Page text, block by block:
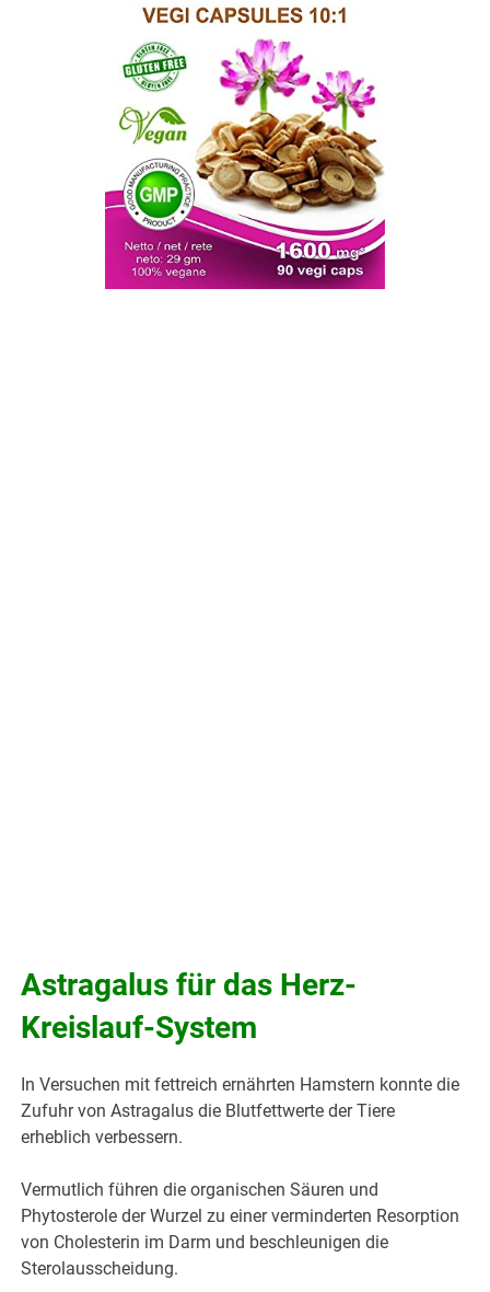
Astragalus für das Herz-
Kreislauf-System
In Versuchen mit fettreich ernährten Hamstern konnte die
Zufuhr von Astragalus die Blutfettwerte der Tiere
erheblich verbessern.
Vermutlich führen die organischen Säuren und
Phytosterole der Wurzel zu einer verminderten Resorption
von Cholesterin im Darm und beschleunigen die
Sterolausscheidung.